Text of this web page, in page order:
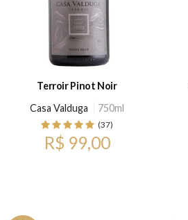
Terroir Pinot Noir
Casa Valduga
750ml
(37)
R$ 99,00